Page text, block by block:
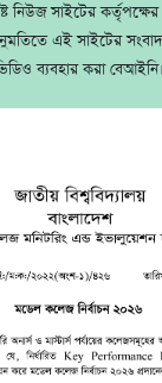
নিউজ সাইটের
এই সাইটের
ব্যবহার করা বেআইনি।